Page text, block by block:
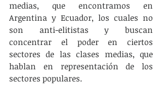
medias, que encontramos en
Argentina y Ecuador, los cuales no
son anti-elitistas y buscan
concentrar el poder en ciertos
sectores de las clases medias, que
hablan en representación de los
sectores populares.